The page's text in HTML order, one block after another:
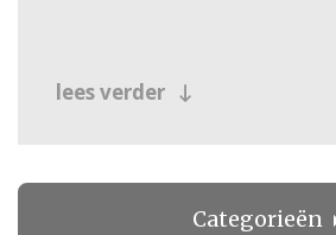
lees verder
Categorieën